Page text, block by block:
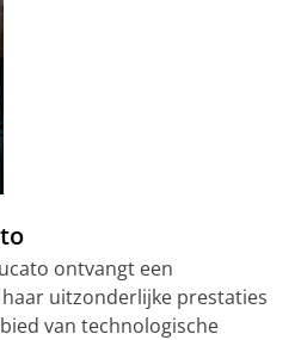
ontvangt een
uitzonderlijke prestaties
van technologische